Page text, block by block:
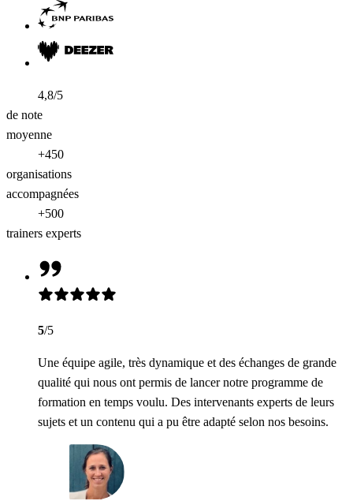
4,8/5
de note
moyenne
+450
organisations
accompagnées
+500
trainers experts
5/5
Une équipe agile, très dynamique et des échanges de grande
qualité qui nous ont permis de lancer notre programme de
formation en temps voulu. Des intervenants experts de leurs
sujets et un contenu qui a pu être adapté selon nos besoins.